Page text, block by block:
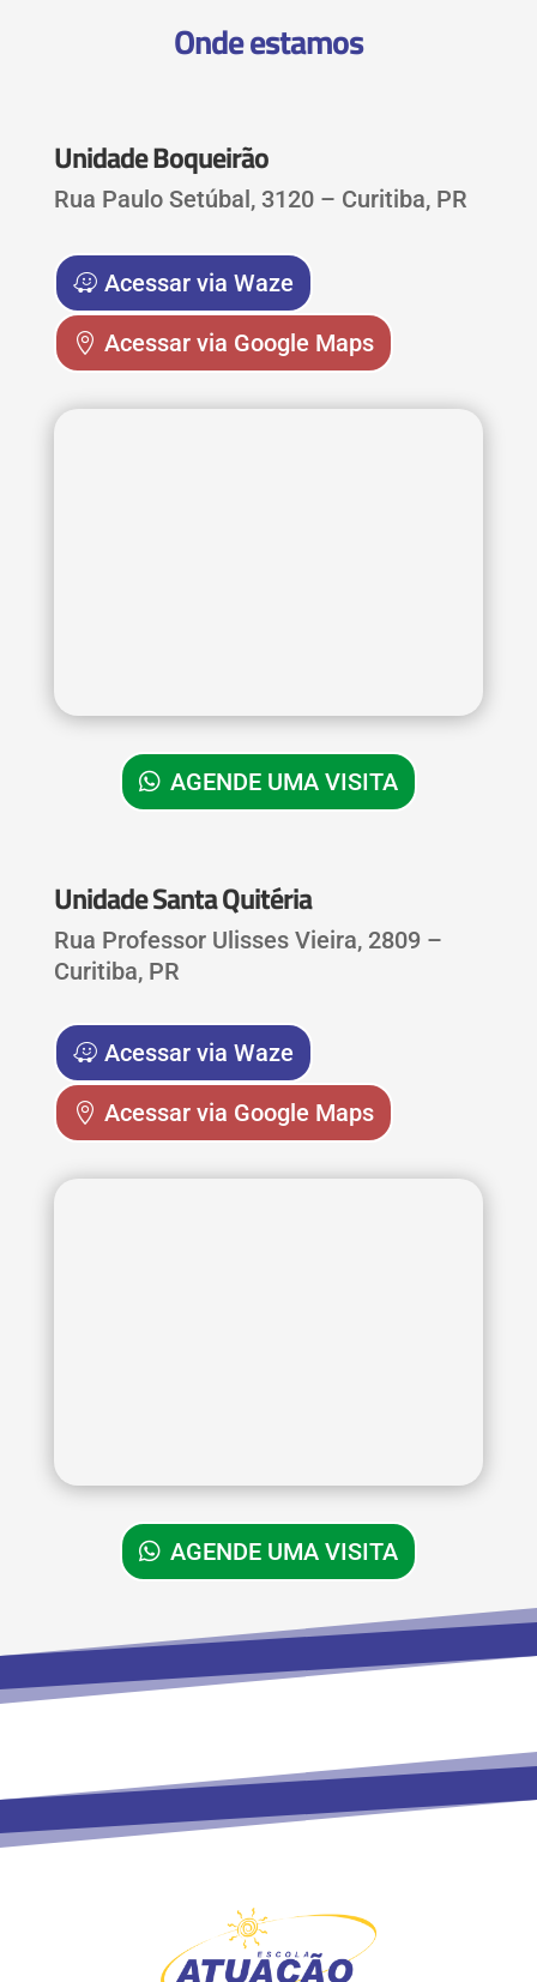
Onde estamos
Unidade Boqueirão
Rua Paulo Setúbal, 3120 – Curitiba, PR
Acessar via Waze
Acessar via Google Maps
AGENDE UMA VISITA
Unidade Santa Quitéria
Rua Professor Ulisses Vieira, 2809 –
Curitiba, PR
Acessar via Waze
Acessar via Google Maps
AGENDE UMA VISITA